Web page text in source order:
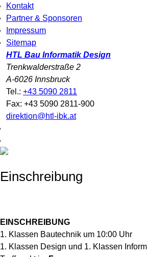
Kontakt
Partner & Sponsoren
Impressum
Sitemap
HTL Bau Informatik Design
Trenkwalderstraße 2
A-6026 Innsbruck
Tel.: +43 5090 2811
Fax: +43 5090 2811-900
direktion@htl-ibk.at
Einschreibung
EINSCHREIBUNG
1. Klassen Bautechnik um 10:00 Uhr
1. Klassen Design und 1. Klassen